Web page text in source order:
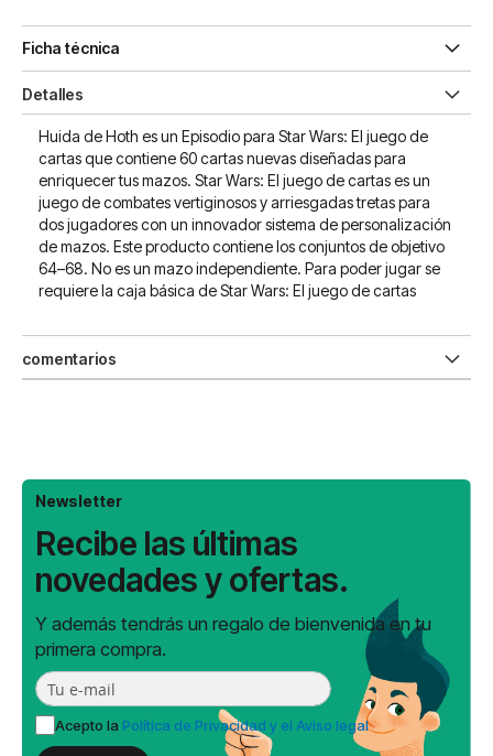
Ficha técnica
Detalles
Huida de Hoth es un Episodio para Star Wars: El juego de
cartas que contiene 60 cartas nuevas diseñadas para
enriquecer tus mazos. Star Wars: El juego de cartas es un
juego de combates vertiginosos y arriesgadas tretas para
dos jugadores con un innovador sistema de personalización
de mazos. Este producto contiene los conjuntos de objetivo
64–68. No es un mazo independiente. Para poder jugar se
requiere la caja básica de Star Wars: El juego de cartas
comentarios
Newsletter
Recibe las últimas
novedades y ofertas.
Y además tendrás un regalo de bienvenida en tu
primera compra.
Acepto la Política de Privacidad y el Aviso legal